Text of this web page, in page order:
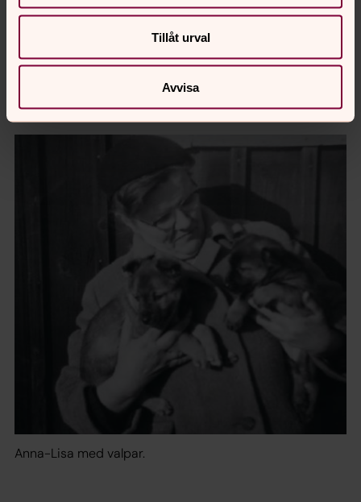
Tillåt urval
Avvisa
Isbrytaren Murtaja där Anna-Lisa tjänstgjorde.
Anna-Lisa med valpar.